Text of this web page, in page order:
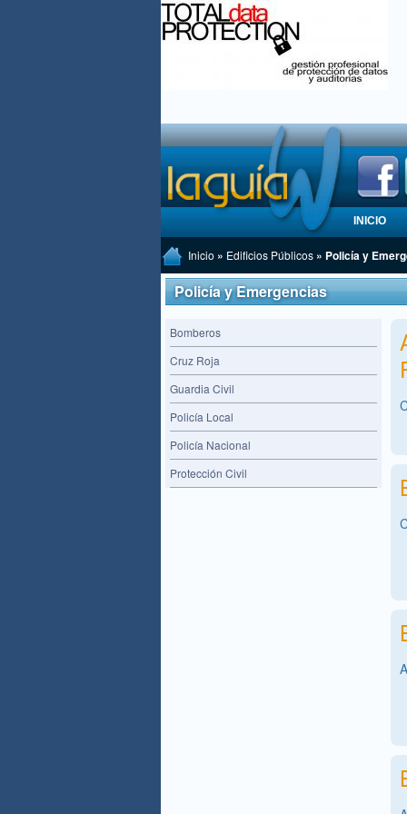
INICIO
Inicio » Edificios Públicos » Policía y
Policía y Emergencias
Bomberos
Cruz Roja
Guardia Civil
Policía Local
Policía Nacional
Protección Civil